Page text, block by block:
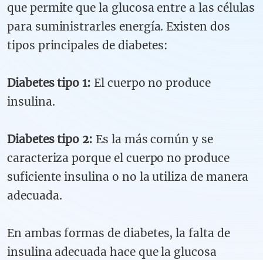
que permite que la glucosa entre a las células
para suministrarles energía. Existen dos
tipos principales de diabetes:
Diabetes tipo 1: El cuerpo no produce
insulina.
Diabetes tipo 2: Es la más común y se
caracteriza porque el cuerpo no produce
suficiente insulina o no la utiliza de manera
adecuada.
En ambas formas de diabetes, la falta de
insulina adecuada hace que la glucosa